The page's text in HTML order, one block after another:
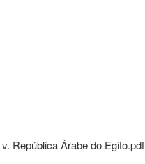
República Árabe do Egito.pdf